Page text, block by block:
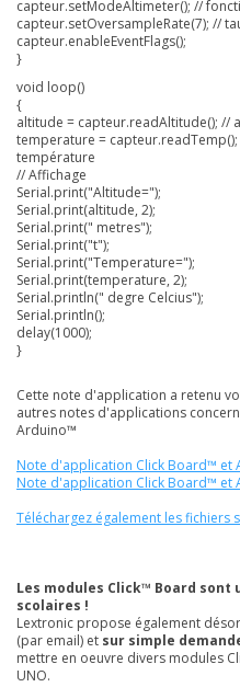
capteur.setModeAltimeter(); //
capteur.setOversampleRate(7); //
capteur.enableEventFlags();
}
void loop()
{
altitude = capteur.readAltitude(); //
temperature =
température
// Affichage
Serial.print("Altitude=");
Serial.print(altitude, 2);
Serial.print(" metres");
Serial.print("t");
Serial.print("Temperature=");
Serial.print(temperature, 2);
Serial.println(" degre Celcius");
Serial.println();
delay(1000);
}
Cette note d'application a retenu
autres notes d'applications
Arduino™
Note d'application Click Board™ et
Note d'application Click Board™ et
Téléchargez également les
Les modules Click™ Board
scolaires !
Lextronic propose également
(par email) et sur simple
mettre en oeuvre divers modules
UNO.